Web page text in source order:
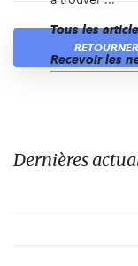
Tous les
Recevoir les
Dernières